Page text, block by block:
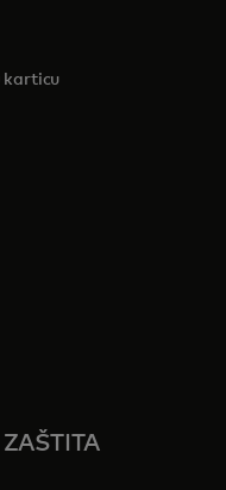
karticu
tab